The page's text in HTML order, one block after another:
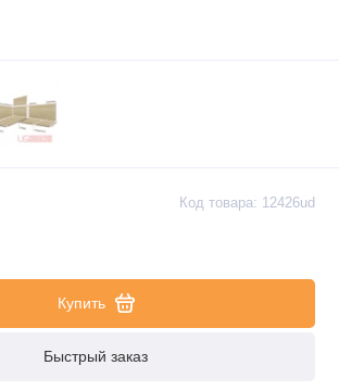
Код товара: 12426ud
Купить
Быстрый заказ